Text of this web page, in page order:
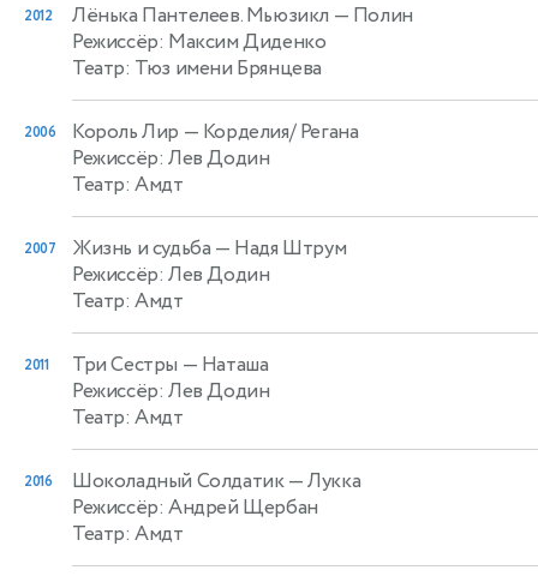
2012 Лёнька Пантелеев. Мьюзикл — Полин
Режиссёр: Максим Диденко
Театр: Тюз имени Брянцева
2006 Король Лир — Корделия/ Регана
Режиссёр: Лев Додин
Театр: Амдт
2007 Жизнь и судьба — Надя Штрум
Режиссёр: Лев Додин
Театр: Амдт
2011 Три Сестры — Наташа
Режиссёр: Лев Додин
Театр: Амдт
2016 Шоколадный Солдатик— Лукка
Режиссёр: Андрей Щербан
Театр: Амдт